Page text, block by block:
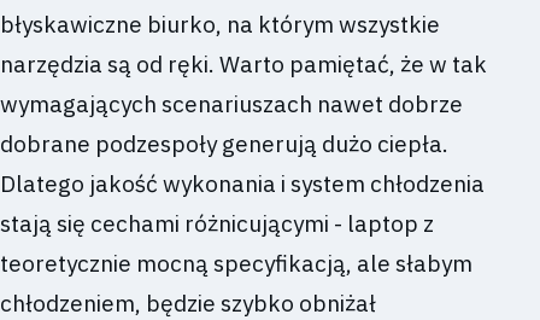
błyskawiczne biurko, na którym wszystkie
narzędzia są od ręki. Warto pamiętać, że w tak
wymagających scenariuszach nawet dobrze
dobrane podzespoły generują dużo ciepła.
Dlatego jakość wykonania i system chłodzenia
stają się cechami różnicującymi - laptop z
teoretycznie mocną specyfikacją, ale słabym
chłodzeniem, będzie szybko obniżał